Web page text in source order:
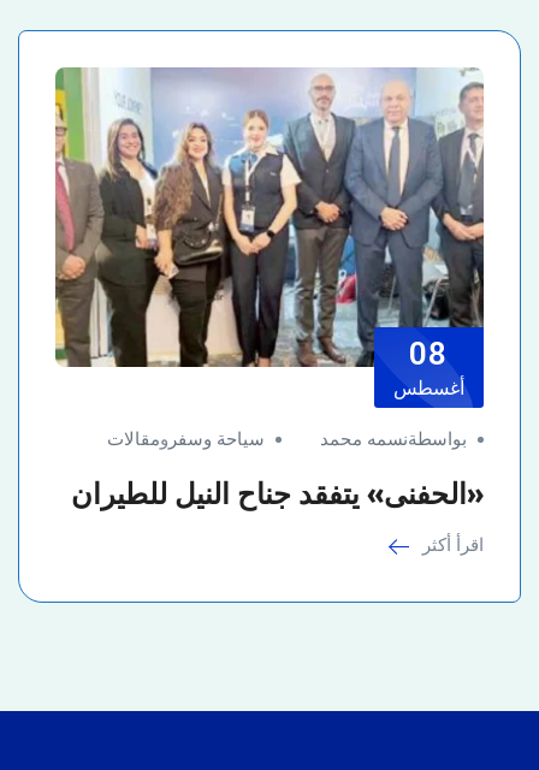
08
أغسطس
بواسطةنسمه محمد سياحة وسفر ومقالات
«الحفنى» يتفقد جناح النيل للطيران
اقرأ أكثر